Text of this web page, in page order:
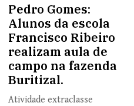
Pedro Gomes:
Alunos da escola
Francisco Ribeiro
realizam aula de
campo na fazenda
Buritizal.
Atividade extraclasse